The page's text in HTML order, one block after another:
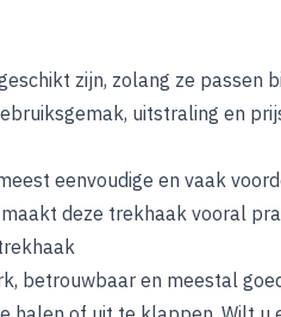
zijn, zolang ze passen
uitstraling en
eenvoudige en vaak
deze trekhaak vooral
betrouwbaar en meestal